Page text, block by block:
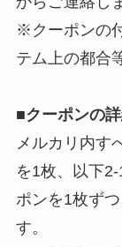
※クーポンの
テム上の都合
■クーポンの
メルカリ内す
を1枚、以下
ポンを1枚ず
す。